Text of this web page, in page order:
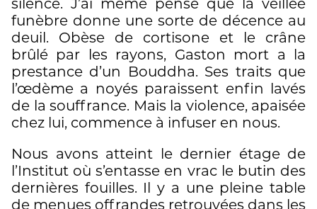
silence. J’ai même pensé que la veillée
funèbre donne une sorte de décence au
deuil. Obèse de cortisone et le crâne
brûlé par les rayons, Gaston mort a la
prestance d’un Bouddha. Ses traits que
l’œdème a noyés paraissent enfin lavés
de la souffrance. Mais la violence, apaisée
chez lui, commence à infuser en nous.
Nous avons atteint le dernier étage de
l’Institut où s’entasse en vrac le butin des
dernières fouilles. Il y a une pleine table